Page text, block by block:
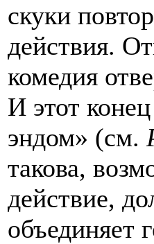
скуки
действия.
комедия
И этот
эндом» (см.
такова,
действие,
объединяет